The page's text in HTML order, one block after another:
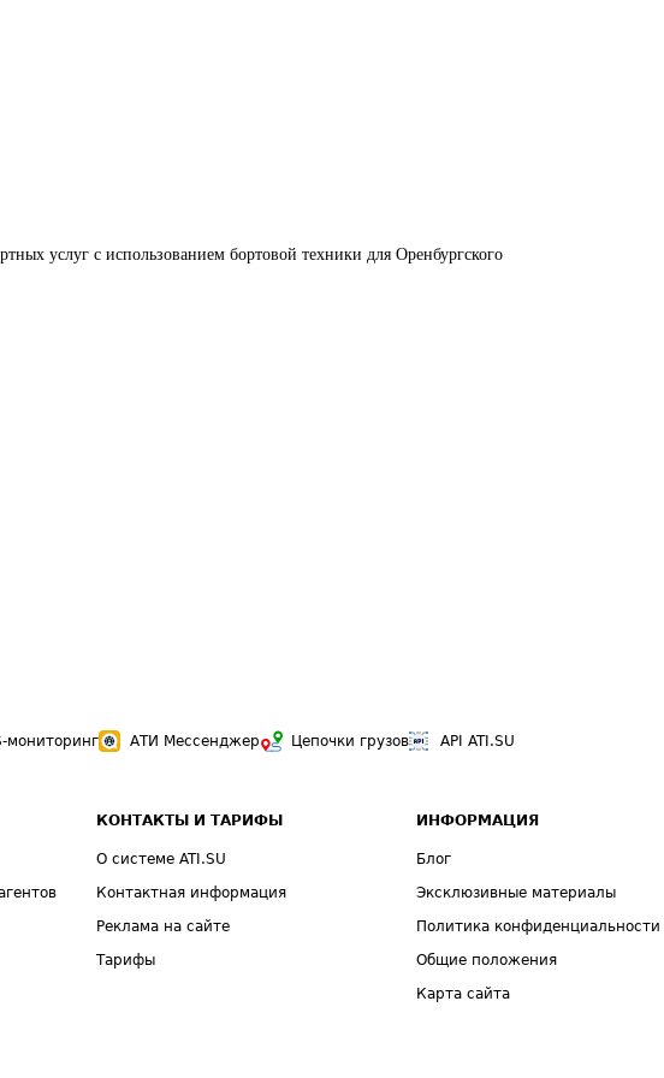
услуг с использованием бортовой техники для Оренбургского
мониторинг АТИ Мессенджер Цепочки грузов API ATI.SU
КОНТАКТЫ И ТАРИФЫ
О системе ATI.SU
Контактная информация
Реклама на сайте
Тарифы
ИНФОРМАЦИЯ
Блог
Эксклюзивные материалы
Политика конфиденциальности
Общие положения
Карта сайта